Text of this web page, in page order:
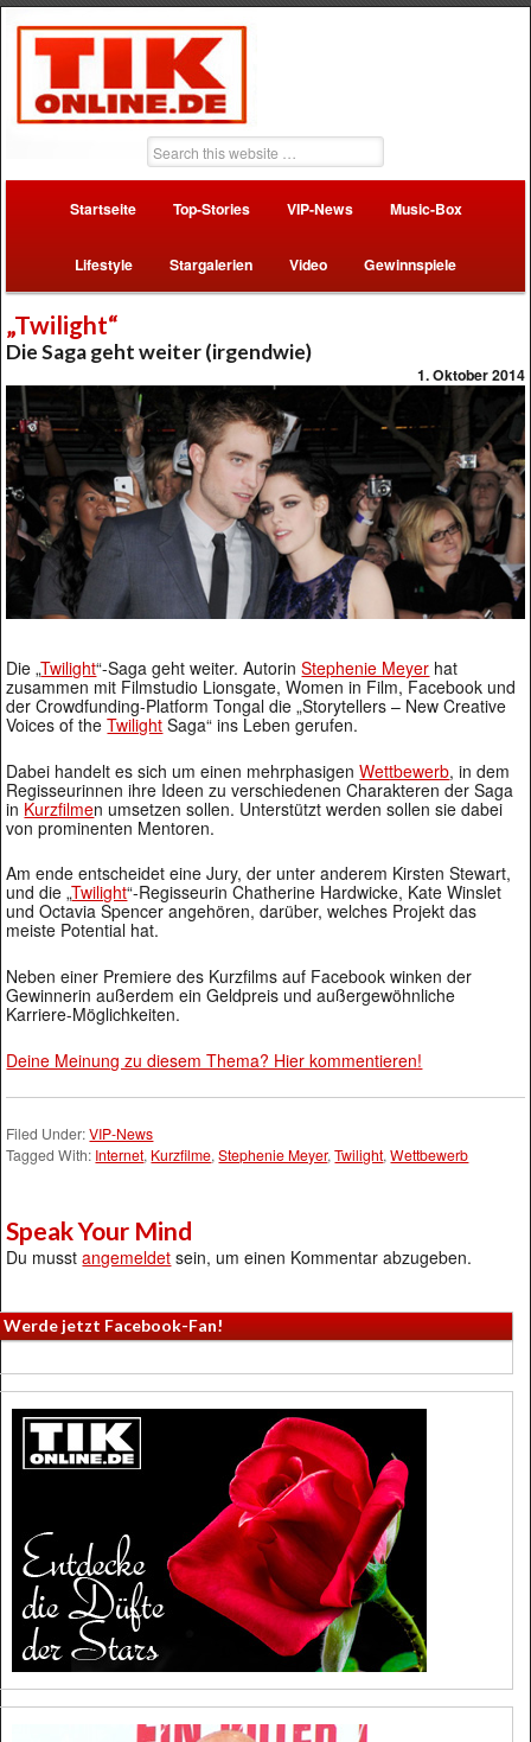
Startseite Top-Stories VIP-News Music-Box
Lifestyle Stargalerien Video Gewinnspiele
„Twilight“
Die Saga geht weiter (irgendwie)
1. Oktober 2014
Die „Twilight“-Saga geht weiter. AutorinStephenie Meyer hat
zusammen mit Filmstudio Lionsgate, Women in Film, Facebook und
der Crowdfunding-Platform Tongal die „Storytellers – New Creative
Voices of theTwilight Saga“ ins Leben gerufen.
Dabei handelt es sich um einen mehrphasigenWettbewerb, in dem
Regisseurinnen ihre Ideen zu verschiedenen Charakteren der Saga
in Kurzfilmen umsetzen sollen. Unterstützt werden sollen sie dabei
von prominenten Mentoren.
Am ende entscheidet eine Jury, der unter anderem Kirsten Stewart,
und die „Twilight“-Regisseurin Chatherine Hardwicke, Kate Winslet
und Octavia Spencer angehören, darüber, welches Projekt das
meiste Potential hat.
Neben einer Premiere des Kurzfilms auf Facebook winken der
Gewinnerin außerdem ein Geldpreis und außergewöhnliche
Karriere-Möglichkeiten.
Deine Meinung zu diesem Thema? Hier kommentieren!
Filed Under:VIP-News
Tagged With: Internet, Kurzfilme,Stephenie Meyer,Twilight,Wettbewerb
Speak Your Mind
Du musstangemeldet sein, um einen Kommentar abzugeben.
Werde jetzt Facebook-Fan!